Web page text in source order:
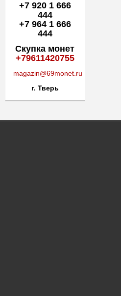
+7 920 1 666
444
+7 964 1 666
444
Скупка монет
+79611420755
magazin@69monet.ru
г. Тверь